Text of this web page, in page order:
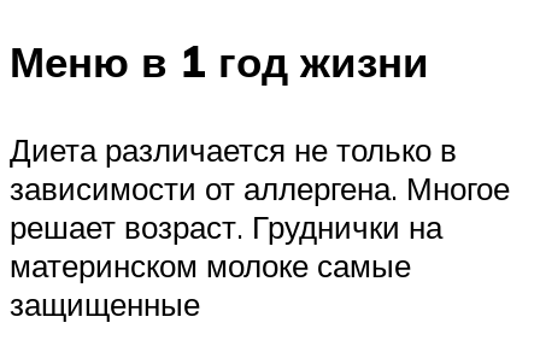
Меню в 1 год жизни
Диета различается не только в
зависимости от аллергена. Многое
решает возраст. Груднички на
материнском молоке самые
защищенные